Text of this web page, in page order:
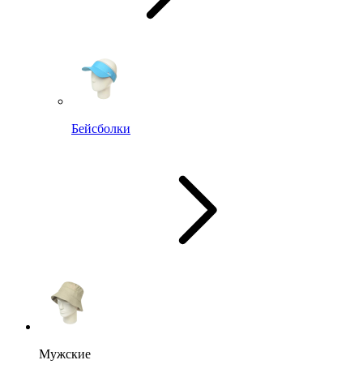
Бейсболки
Мужские